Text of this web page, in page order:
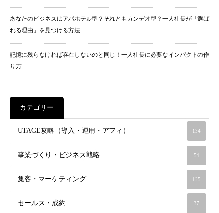
あなたのビジネスはアパホテル型？それともカンデオ型？一人社長が「選ば
れる理由」を見つける方法
記憶に残らなければ存在しないのと同じ！一人社長に必要なインパクトの作
り方
カテゴリー
UTAGE攻略（導入・運用・アフィ） 134
事業づくり・ビジネス戦略 54
集客・マーケティング 125
セールス・成約 37